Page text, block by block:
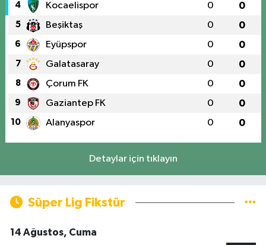
4 Kocaelispor 0 0
5 Beşiktaş 0 0
6 Eyüpspor 0 0
7 Galatasaray 0 0
8 Çorum FK 0 0
9 Gaziantep FK 0 0
10 Alanyaspor 0 0
Detaylar için tıklayın
Süper Lig Fikstür
14 Ağustos, Cuma